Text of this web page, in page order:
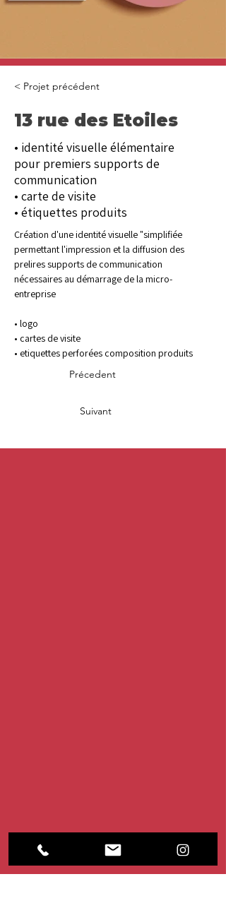
< Projet précédent
13 rue des Etoiles
• identité visuelle élémentaire
pour premiers supports de
communication
• carte de visite
• étiquettes produits
Création d'une identité visuelle "simplifiée
permettant l'impression et la diffusion des
prelires supports de communication
nécessaires au démarrage de la micro-
entreprise
• logo
• cartes de visite
• etiquettes perforées composition produits
Précedent
Suivant